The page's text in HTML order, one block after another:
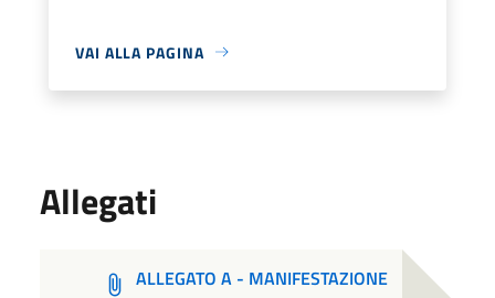
VAI ALLA PAGINA
Allegati
ALLEGATO A - MANIFESTAZIONE